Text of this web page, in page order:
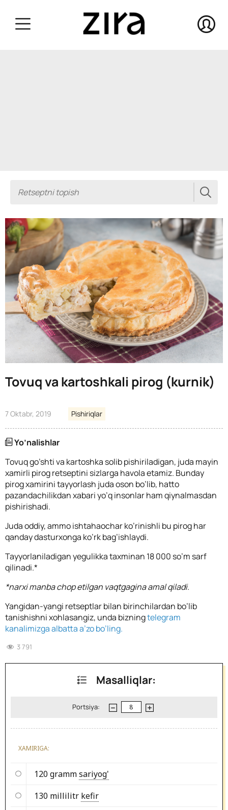
Tovuq va kartoshkali pirog (kurnik)
7 Oktabr, 2019 Pishiriqlar
Yo’nalishlar
Tovuq go’shti va kartoshka solib pishiriladigan, juda mayin
xamirli pirog retseptini sizlarga havola etamiz. Bunday
pirog xamirini tayyorlash juda oson bo’lib, hatto
pazandachilikdan xabari yo’q insonlar ham qiynalmasdan
pishirishadi.
Juda oddiy, ammo ishtahaochar ko’rinishli bu pirog har
qanday dasturxonga ko’rk bag’ishlaydi.
Tayyorlaniladigan yegulikka taxminan 18 000 so’m sarf
qilinadi.*
*narxi manba chop etilgan vaqtgagina amal qiladi.
Yangidan-yangi retseptlar bilan birinchilardan bo’lib
tanishishni xohlasangiz, unda bizningtelegram
kanalimizga albatta a’zo bo’ling.
3 791
Masalliqlar:
Portsiya:
XAMIRIGA:
120 grammsariyog'
130 millilitr kefir